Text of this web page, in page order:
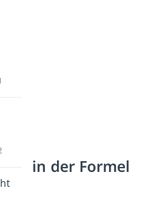
in der Formel